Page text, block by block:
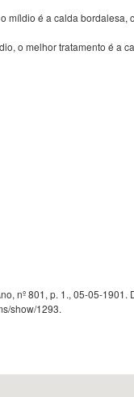
míldio é a calda
o melhor tratamento é a
nº 801, p. 1., 05-05-
show/1293.